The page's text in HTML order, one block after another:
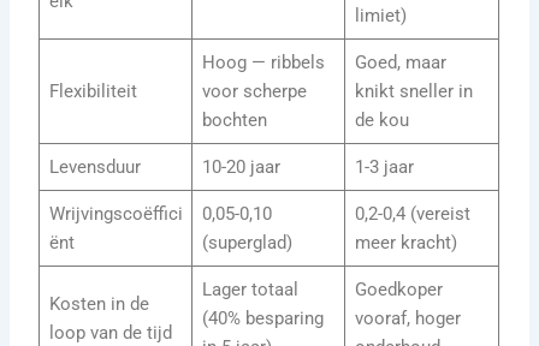
limiet)
Flexibiliteit
Hoog — ribbels
voor scherpe
bochten
Goed, maar
knikt sneller in
de kou
Levensduur 10-20 jaar 1-3 jaar
Wrijvingscoëffici
ënt
0,05-0,10
(superglad)
0,2-0,4 (vereist
meer kracht)
Kosten in de
loop van de tijd
Lager totaal
(40% besparing
Goedkoper
vooraf, hoger